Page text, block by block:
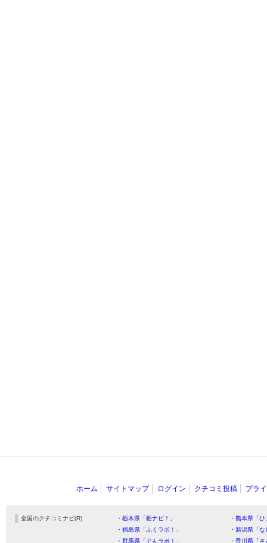
ホーム サイトマップ ログイン クチコミ投稿 プラ
全国のクチコミナビ(R) ・栃木県「栃ナビ！」
・熊本県「
・福島県「ふくラボ！」
・新潟県「
・群馬県「ぐんラボ！」
・香川県「